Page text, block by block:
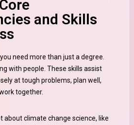
and Skills
with people. These skills assist
at tough problems, plan well,
together.
about climate change science, like